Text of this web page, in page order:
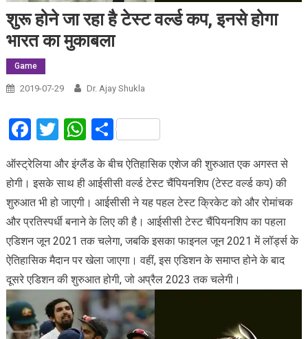
शुरू होने जा रहा है टेस्ट वर्ल्ड कप, इनसे होगा
भारत का मुकाबला
Game
2019-07-29 Dr. Ajay Shukla
Facebook
TwitterWhatsApp
Share
ऑस्ट्रेलिया और इंग्लैंड के बीच ऐतिहासिक एशेज की शुरुआत एक अगस्त से
होगी। इसके साथ ही आईसीसी वर्ल्ड टेस्ट चैंपियनशिप (टेस्ट वर्ल्ड कप) की
शुरुआत भी हो जाएगी। आईसीसी ने यह पहल टेस्ट क्रिकेट को और रोमांचक
और प्रतिस्पर्धी बनाने के लिए की है। आईसीसी टेस्ट चैंपियनशिप का पहला
एडिशन जून 2021 तक चलेगा, जबकि इसका फाइनल जून 2021 में लॉर्ड्स के
ऐतिहासिक मैदान पर खेला जाएगा। वहीं, इस एडिशन के समाप्त होने के बाद
दूसरे एडिशन की शुरुआत होगी, जो अप्रैल 2023 तक चलेगी।